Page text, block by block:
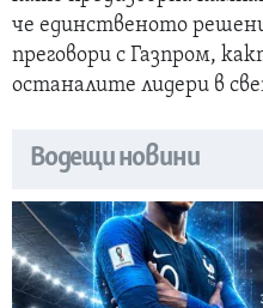
че единственото
преговори с Газпром,
останалите лидери в
Водещи новини